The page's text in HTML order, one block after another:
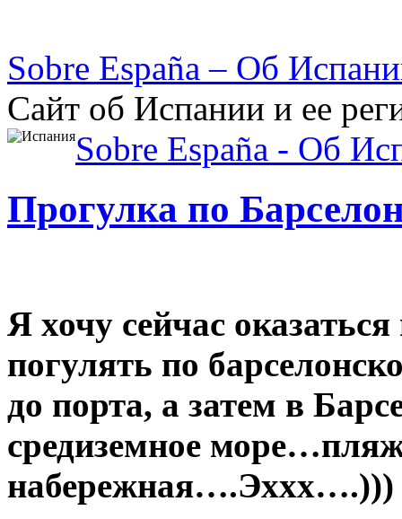
Sobre España – Об
Сайт об Испании и ее
Sobre España - Об
Прогулка по
Я хочу сейчас
погулять по
до порта, а затем в
средиземное
набережная….Эххх….)))